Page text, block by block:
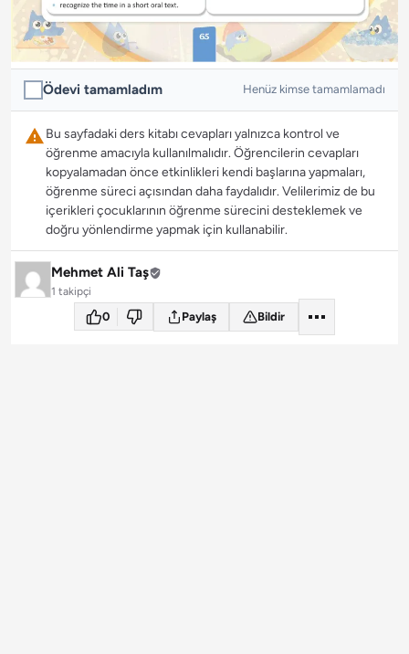
Ödevi tamamladım Henüz kimse tamamlamadı
Bu sayfadaki ders kitabı cevapları yalnızca kontrol ve
öğrenme amacıyla kullanılmalıdır. Öğrencilerin cevapları
kopyalamadan önce etkinlikleri kendi başlarına yapmaları,
öğrenme süreci açısından daha faydalıdır. Velilerimiz de bu
içerikleri çocuklarının öğrenme sürecini desteklemek ve
doğru yönlendirme yapmak için kullanabilir.
Mehmet Ali Taş
1 takipçi
0 Paylaş Bildir